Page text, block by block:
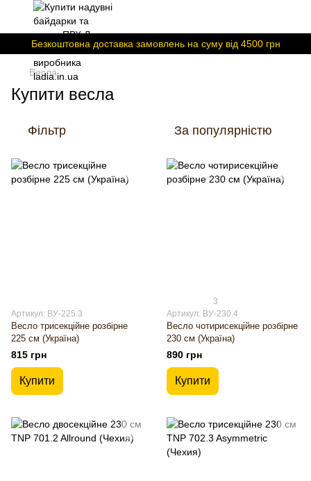
Безкоштовна доставка замовлень на суму вiд 4500 грн
Весла
Купити весла
Фільтр За популярністю
Артикул: ВУ-225.3
Весло трисекційне розбірне
225 см (Україна)
815 грн
Купити
3
Артикул: ВУ-230.4
Весло чотирисекційне розбірне
230 см (Україна)
890 грн
Купити